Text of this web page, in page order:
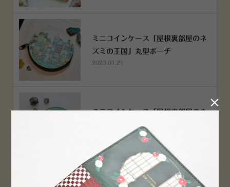
ミニコインケース「屋根裏部屋のネ
ズミの王国」丸型ポーチ
2023.01.21
ミニコインケース「屋根裏部屋のネ
ズミの王国」丸型ポーチ
2023.01.21
横浜赤レンガ倉庫店 12月6日 O
